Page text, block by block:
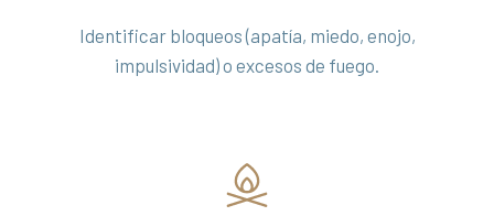
Identificar bloqueos (apatía, miedo, enojo,
impulsividad) o excesos de fuego.